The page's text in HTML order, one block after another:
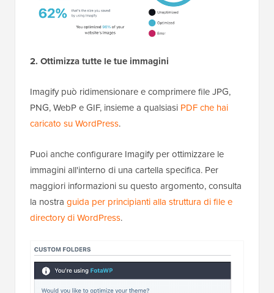
2. Ottimizza tutte le tue immagini
Imagify può ridimensionare e comprimere file JPG,
PNG, WebP e GIF, insieme a qualsiasi PDF che hai
caricato su WordPress.
Puoi anche configurare Imagify per ottimizzare le
immagini all'interno di una cartella specifica. Per
maggiori informazioni su questo argomento, consulta
la nostra guida per principianti alla struttura di file e
directory di WordPress.